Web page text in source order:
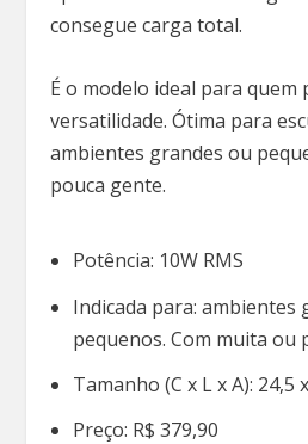
consegue carga total.
É o modelo ideal para
versatilidade. Ótima para
ambientes grandes ou
pouca gente.
Potência: 10W RMS
Indicada para: ambientes
pequenos. Com muita ou
Tamanho (C x L x A): 24,5
Preço: R$ 379,90